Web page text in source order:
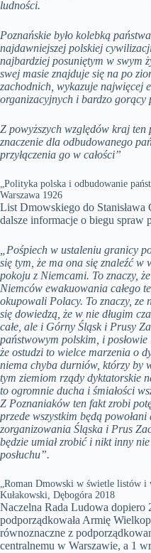
ludności.
Poznańskie było kolebką
najdawniejszej polskiej
najbardziej posuniętym w swym
swej masie znajduje się na po
zachodnich, wykazuje najwięcej
organizacyjnych i bardzo gorący
Z powyższych względów kraj ten
znaczenie dla odbudowanego
przyłączenia go w całości”
„Polityka polska i odbudowanie
Warszawa 1926
List Dmowskiego do Stanisława
dalsze informacje o biegu spraw
„Pośpiech w ustaleniu granicy
się tym, że ma ona się znaleźć w
pokoju z Niemcami. To znaczy,
Niemców ewakuowania całego
okupowali Polacy. To znaczy, ze
się dowiedzą, że w nie długim
całe, ale i Górny Śląsk i Prusy
państwowym polskim, i posłowie
że ostudzi to wielce marzenia o
niema chyba durniów, którzy by
tym ziemiom rządy dyktatorskie
to ogromnie ducha i śmiałości
Z Poznaniaków ten fakt zrobi
przede wszystkim będą
zorganizowania Śląska i Prus
będzie umiał zrobić i nikt inny
posłuchu”.
„Roman Dmowski w świetle listów i
Kułakowski, Dębogóra 2018
Naczelna Rada Ludowa dopiero
podporządkowała Armię
równoznaczne z
centralnemu w Warszawie, a 1